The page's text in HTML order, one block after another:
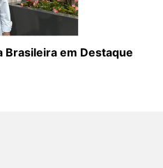
em Destaque